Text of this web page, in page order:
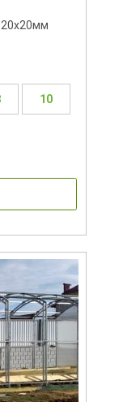
20х20мм
10